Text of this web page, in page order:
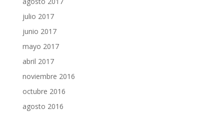
julio 2017
junio 2017
mayo 2017
abril 2017
noviembre 2016
octubre 2016
agosto 2016